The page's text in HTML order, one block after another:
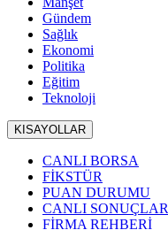
Gündem
Sağlık
Ekonomi
Politika
Eğitim
Teknoloji
KISAYOLLAR
CANLI BORSA
FİKSTÜR
PUAN DURUMU
CANLI SONUÇLAR
FİRMA REHBERİ